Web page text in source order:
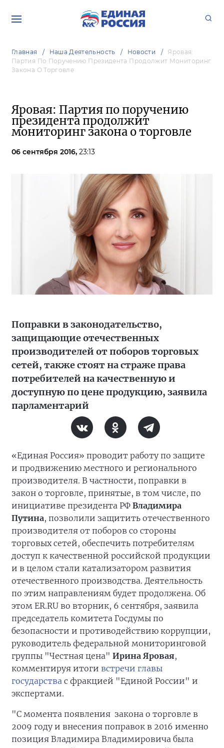
Главная Наша Деятельность Новости
Яровая:
Партия По Поручению Президента Продолжит Мониторинг
Закона О Торговле
Яровая: Партия по поручению
президента продолжит
мониторинг закона о торговле
06 сентября 2016, 23:13
Поправки в законодательство,
защищающие отечественных
производителей от поборов торговых
сетей, также стоят на страже права
потребителей на качественную и
доступную по цене продукцию, заявила
парламентарий
«Единая Россия» проводит работу по защите
и продвижению местного и регионального
производителя. В частности, поправки в
закон о торговле, принятые, в том числе, по
инициативе президента РФ Владимира
Путина, позволили защитить отечественного
производителя от поборов со стороны
торговых сетей, обеспечить потребителям
доступ к качественной российской продукции
и в целом стали катализатором развития
отечественного производства. Деятельность
по этим направлениям будет продолжена. Об
этом ER.RU во вторник, 6 сентября, заявила
председатель комитета Госдумы по
безопасности и противодействию коррупции,
руководитель федеральной мониторинговой
группы "Честная цена" Ирина Яровая,
комментируя итоги встречи главы
государства с фракцией "Единой России" и
экспертами.
"С момента появления закона о торговле в
2009 году и внесения поправок в 2016 именно
позиция Владимира Владимировича была